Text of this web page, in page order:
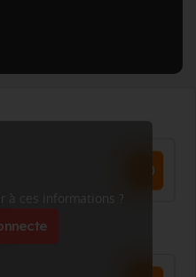
à ces informations ?